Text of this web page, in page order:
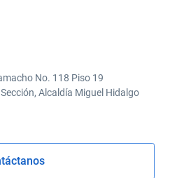
No. 118 Piso 19
Alcaldía Miguel Hidalgo